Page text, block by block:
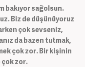
bakıyor sağolsun.
Biz de düşünüyoruz
çok sevseniz,
da bazen tutmak,
çok zor. Bir kişinin
zor.